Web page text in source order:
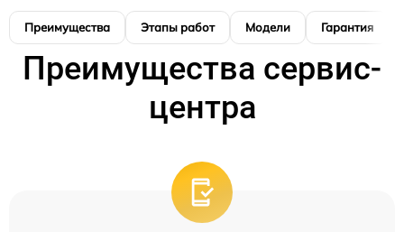
Преимущества Этапы работ Модели Гарантия
Преимущества сервис-
центра